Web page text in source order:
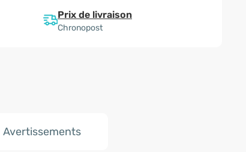
Prix de livraison
Chronopost
Avertissements